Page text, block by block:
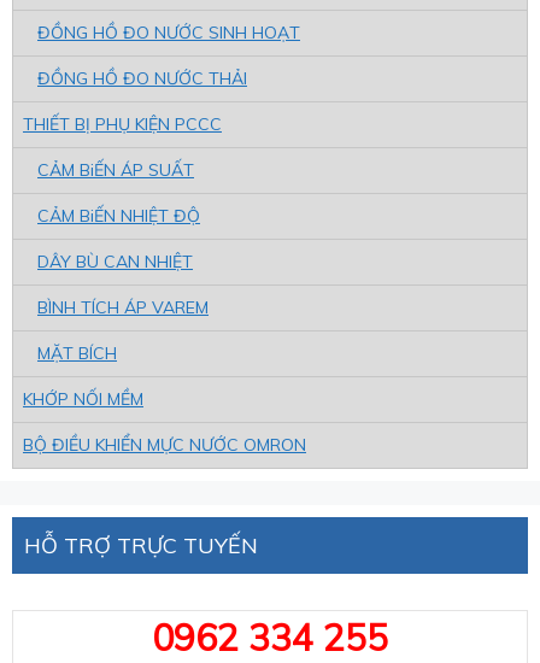
ĐỒNG HỒ ĐO NƯỚC SINH HOẠT
ĐỒNG HỒ ĐO NƯỚC THẢI
THIẾT BỊ PHỤ KIỆN PCCC
CẢM BiẾN ÁP SUẤT
CẢM BiẾN NHIỆT ĐỘ
DÂY BÙ CAN NHIỆT
BÌNH TÍCH ÁP VAREM
MẶT BÍCH
KHỚP NỐI MỀM
BỘ ĐIỀU KHIỂN MỰC NƯỚC OMRON
HỖ TRỢ TRỰC TUYẾN
0962 334 255